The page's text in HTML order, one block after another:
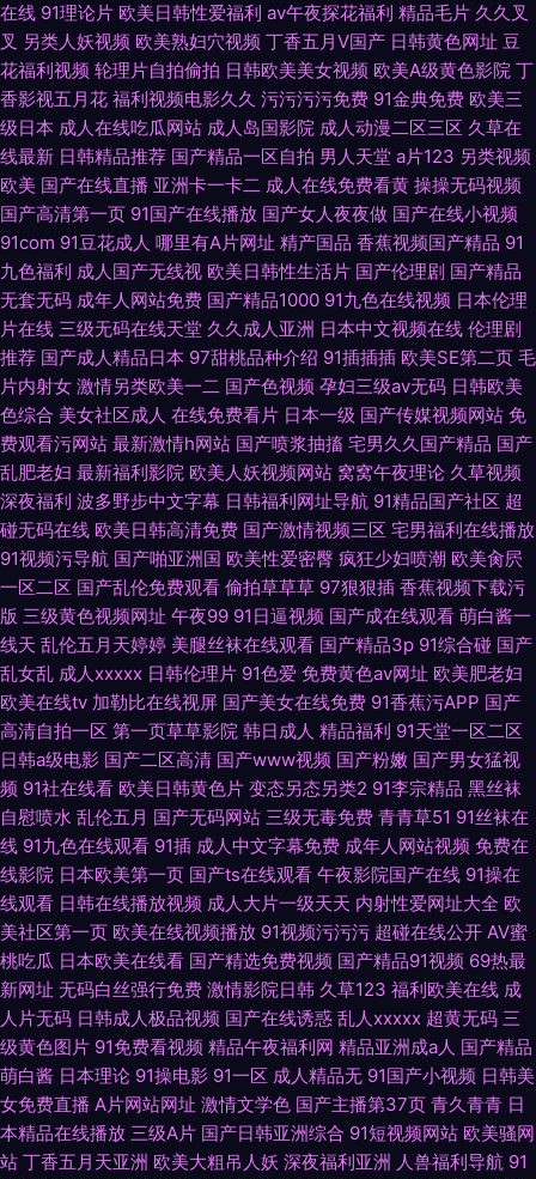
在线 91理论片 欧美日韩性爱福利 av午夜探花福利 精品毛片 久久叉
叉 另类人妖视频 欧美熟妇穴视频 丁香五月V国产 日韩黄色网址 豆
花福利视频 轮理片自拍偷拍 日韩欧美美女视频 欧美A级黄色影院 丁
香影视五月花 福利视频电影久久 污污污污免费 91金典免费 欧美三
级日本 成人在线吃瓜网站 成人岛国影院 成人动漫二区三区 久草在
线最新 日韩精品推荐 国产精品一区自拍 男人天堂 a片123 另类视频
欧美 国产在线直播 亚洲卡一卡二 成人在线免费看黄 操操无码视频
国产高清第一页 91国产在线播放 国产女人夜夜做 国产在线小视频
91com 91豆花成人 哪里有A片网址 精产国品 香蕉视频国产精品 91
九色福利 成人国产无线视 欧美日韩性生活片 国产伦理剧 国产精品
无套无码 成年人网站免费 国产精品1000 91九色在线视频 日本伦理
片在线 三级无码在线天堂 久久成人亚洲 日本中文视频在线 伦理剧
推荐 国产成人精品日本 97甜桃品种介绍 91插插插 欧美SE第二页 毛
片内射女 激情另类欧美一二 国产色视频 孕妇三级av无码 日韩欧美
色综合 美女社区成人 在线免费看片 日本一级 国产传媒视频网站 免
费观看污网站 最新激情h网站 国产喷浆抽搐 宅男久久国产精品 国产
乱肥老妇 最新福利影院 欧美人妖视频网站 窝窝午夜理论 久草视频
深夜福利 波多野步中文字幕 日韩福利网址导航 91精品国产社区 超
碰无码在线 欧美日韩高清免费 国产激情视频三区 宅男福利在线播放
91视频污导航 国产啪亚洲国 欧美性爱密臀 疯狂少妇喷潮 欧美肏屄
一区二区 国产乱伦免费观看 偷拍草草草 97狠狠插 香蕉视频下载污
版 三级黄色视频网址 午夜99 91日逼视频 国产成在线观看 萌白酱一
线天 乱伦五月天婷婷 美腿丝袜在线观看 国产精品3p 91综合碰 国产
乱女乱 成人xxxxx 日韩伦理片 91色爱 免费黄色av网址 欧美肥老妇
欧美在线tv 加勒比在线视屏 国产美女在线免费 91香蕉污APP 国产
高清自拍一区 第一页草草影院 韩日成人 精品福利 91天堂一区二区
日韩a级电影 国产二区高清 国产www视频 国产粉嫩 国产男女猛视
频 91社在线看 欧美日韩黄色片 变态另态另类2 91李宗精品 黑丝袜
自慰喷水 乱伦五月 国产无码网站 三级无毒免费 青青草51 91丝袜在
线 91九色在线观看 91插 成人中文字幕免费 成年人网站视频 免费在
线影院 日本欧美第一页 国产ts在线观看 午夜影院国产在线 91操在
线观看 日韩在线播放视频 成人大片一级天天 内射性爱网址大全 欧
美社区第一页 欧美在线视频播放 91视频污污污 超碰在线公开 AV蜜
桃吃瓜 日本欧美在线看 国产精选免费视频 国产精品91视频 69热最
新网址 无码白丝强行免费 激情影院日韩 久草123 福利欧美在线 成
人片无码 日韩成人极品视频 国产在线诱惑 乱人xxxxx 超黄无码 三
级黄色图片 91免费看视频 精品午夜福利网 精品亚洲成a人 国产精品
萌白酱 日本理论 91操电影 91一区 成人精品无 91国产小视频 日韩美
女免费直播 A片网站网址 激情文学色 国产主播第37页 青久青青 日
本精品在线播放 三级A片 国产日韩亚洲综合 91短视频网站 欧美骚网
站 丁香五月天亚洲 欧美大粗吊人妖 深夜福利亚洲 人兽福利导航 91